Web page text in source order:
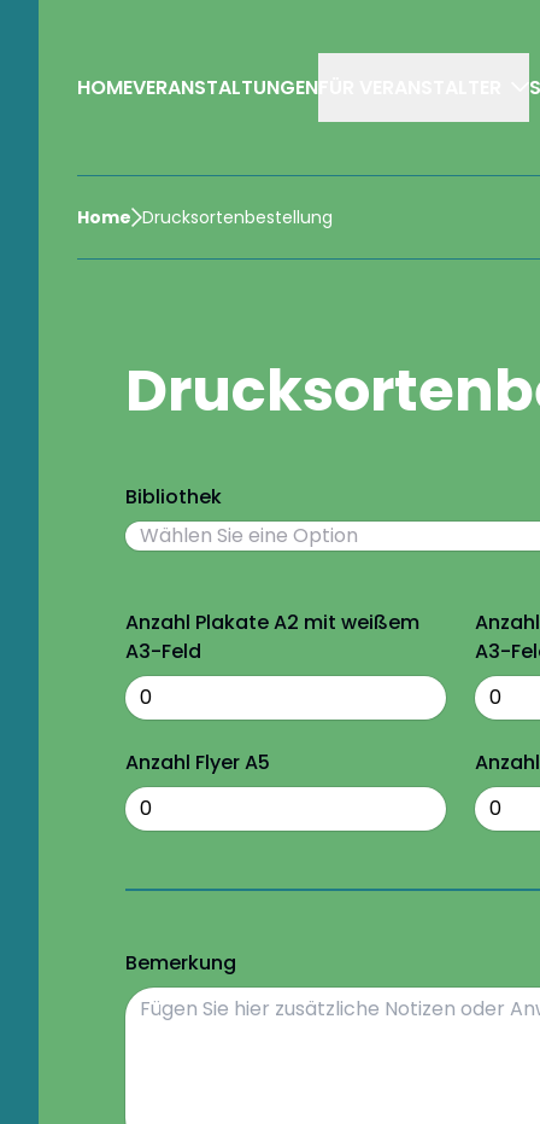
HOMEVERANSTALTUNGEN
Home Drucksortenbestellung
Bibliothek
Wählen Sie eine Option
Anzahl Plakate A2 mit weißem
A3-Feld
A3-
Anzahl Flyer A5
Bemerkung